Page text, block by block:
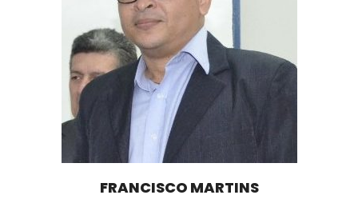
FRANCISCO MARTINS